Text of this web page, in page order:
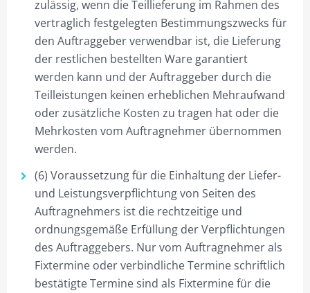
zulässig, wenn die Teillieferung im Rahmen des
vertraglich festgelegten Bestimmungszwecks für
den Auftraggeber verwendbar ist, die Lieferung
der restlichen bestellten Ware garantiert
werden kann und der Auftraggeber durch die
Teilleistungen keinen erheblichen Mehraufwand
oder zusätzliche Kosten zu tragen hat oder die
Mehrkosten vom Auftragnehmer übernommen
werden.
(6) Voraussetzung für die Einhaltung der Liefer-
und Leistungsverpflichtung von Seiten des
Auftragnehmers ist die rechtzeitige und
ordnungsgemäße Erfüllung der Verpflichtungen
des Auftraggebers. Nur vom Auftragnehmer als
Fixtermine oder verbindliche Termine schriftlich
bestätigte Termine sind als Fixtermine für die